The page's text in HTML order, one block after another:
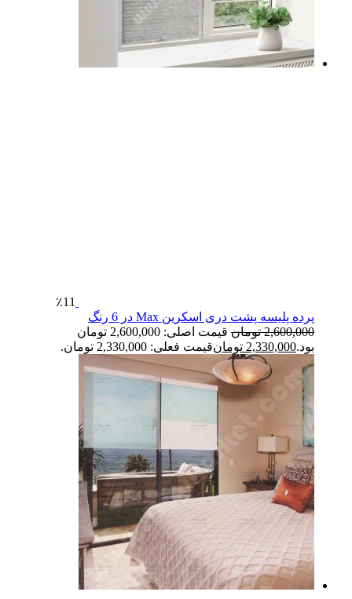
٪11
پرده پلیسه پشت دری اسکرین Max در 6 رنگ
2,600,000 تومان
قیمت اصلی: 2,600,000 تومان
بود.2,330,000 تومانقیمت فعلی: 2,330,000 تومان.